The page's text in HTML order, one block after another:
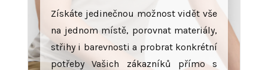
Získáte jedinečnou možnost vidět vše
na jednom místě, porovnat materiály,
střihy i barevnosti a probrat konkrétní
potřeby Vašich zákazníků přímo s